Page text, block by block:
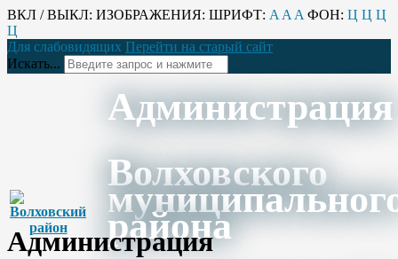
ВКЛ / ВЫКЛ: ИЗОБРАЖЕНИЯ: ШРИФТ: A A A ФОН: Ц Ц Ц
Ц
Для слабовидящих Перейти на старый сайт
Искать...
Администрация
Волховского
района
Администрация